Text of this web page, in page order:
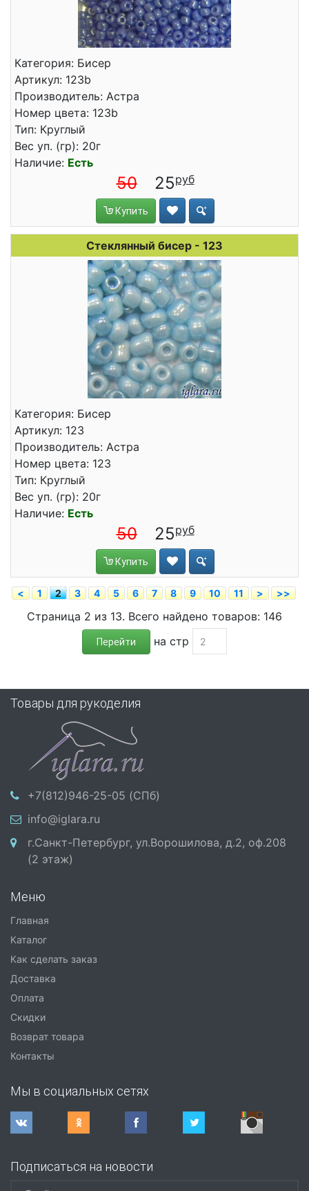
Категория: Бисер
Артикул: 123b
Производитель: Астра
Номер цвета: 123b
Тип: Круглый
Вес уп. (гр): 20г
Наличие: Есть
50 25
Купить
Стеклянный бисер - 123
Категория: Бисер
Артикул: 123
Производитель: Астра
Номер цвета: 123
Тип: Круглый
Вес уп. (гр): 20г
Наличие: Есть
50 25
Купить
< 1 2 3 4 5 6 7 8 9 10 11 > >>
Страница 2 из 13. Всего найдено товаров: 146
Перейти на стр
Товары для рукоделия
+7(812)946-25-05 (СПб)
info@iglara.ru
г.Санкт-Петербург, ул.Ворошилова, д.2, оф.208
(2 этаж)
Меню
Главная
Каталог
Как сделать заказ
Доставка
Оплата
Скидки
Возврат товара
Контакты
Мы в социальных сетях
Подписаться на новости